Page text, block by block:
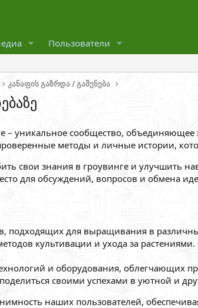
Пользователи
კანაფის გაზრდა / გაშენება
– уникальное сообщество,
методы и личные истории,
свои знания в гроувинге и улучшить
для обсуждений, вопросов и обмена
подходящих для выращивания в
культивации и ухода за
и оборудования, облегчающих
своими успехами в уютной и
наших пользователей,